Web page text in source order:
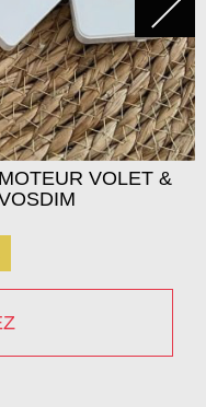
VOLET &